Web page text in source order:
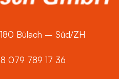
Bülach – Süd/ZH
079 789 17 36